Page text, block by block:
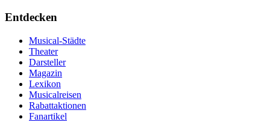
Entdecken
Musical-Städte
Theater
Darsteller
Magazin
Lexikon
Musicalreisen
Rabattaktionen
Fanartikel